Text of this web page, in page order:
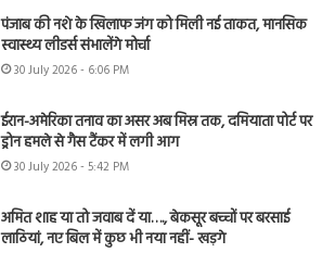
पंजाब की नशे के खिलाफ जंग को मिली नई ताकत, मानसिक
स्वास्थ्य लीडर्स संभालेंगे मोर्चा
30 July 2026 - 6:06 PM
ईरान-अमेरिका तनाव का असर अब मिस्र तक, दमियाता पोर्ट पर
ड्रोन हमले से गैस टैंकर में लगी आग
30 July 2026 - 5:42 PM
अमित शाह या तो जवाब दें या…., बेकसूर बच्चों पर बरसाई
लाठियां, नए बिल में कुछ भी नया नहीं- खड़गे